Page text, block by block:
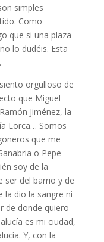
simples
Como
que si una plaza
lo dudéis. Esta
orgulloso de
que Miguel
Jiménez, la
Lorca… Somos
que me
o Pepe
soy de la
ser del barrio y de
la dio la sangre ni
de donde quiero
es mi ciudad,
Y, con la